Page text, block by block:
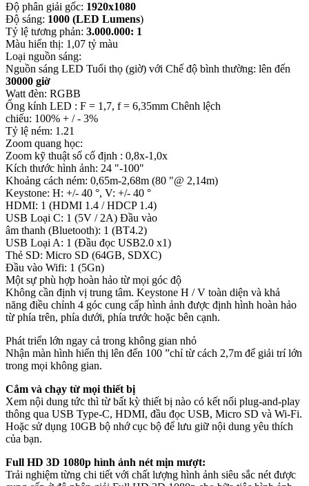
Độ phân giải gốc: 1920x1080
Độ sáng: 1000 (LED Lumens)
Tỷ lệ tương phản: 3.000.000: 1
Màu hiển thị: 1,07 tỷ màu
Loại nguồn sáng:
Nguồn sáng LED Tuổi thọ (giờ) với Chế độ bình thường: lên đến
30000 giờ
Watt đèn: RGBB
Ống kính LED : F = 1,7, f = 6,35mm Chênh lệch
chiếu: 100% + / - 3%
Tỷ lệ ném: 1.21
Zoom quang học:
Zoom kỹ thuật số cố định : 0,8x-1,0x
Kích thước hình ảnh: 24 "-100"
Khoảng cách ném: 0,65m-2,68m (80 "@ 2,14m)
Keystone: H: +/- 40 °, V: +/- 40 °
HDMI: 1 (HDMI 1.4 / HDCP 1.4)
USB Loại C: 1 (5V / 2A) Đầu vào
âm thanh (Bluetooth): 1 (BT4.2)
USB Loại A: 1 (Đầu đọc USB2.0 x1)
Thẻ SD: Micro SD (64GB, SDXC)
Đầu vào Wifi: 1 (5Gn)
Một sự phù hợp hoàn hảo từ mọi góc độ
Không cần định vị trung tâm. Keystone H / V toàn diện và khả
năng điều chỉnh 4 góc cung cấp hình ảnh được định hình hoàn hảo
từ phía trên, phía dưới, phía trước hoặc bên cạnh.
Phát triển lớn ngay cả trong không gian nhỏ
Nhận màn hình hiển thị lên đến 100 ”chỉ từ cách 2,7m để giải trí lớn
trong mọi không gian.
Cắm và chạy từ mọi thiết bị
Xem nội dung tức thì từ bất kỳ thiết bị nào có kết nối plug-and-play
thông qua USB Type-C, HDMI, đầu đọc USB, Micro SD và Wi-Fi.
Hoặc sử dụng 10GB bộ nhớ cục bộ để lưu giữ nội dung yêu thích
của bạn.
Full HD 3D 1080p hình ảnh nét mịn mượt:
Trải nghiệm từng chi tiết với chất lượng hình ảnh siêu sắc nét được